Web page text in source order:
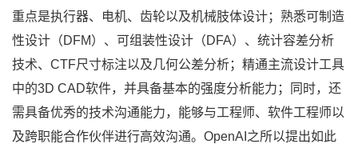
重点是执行器、电机、齿轮以及机械肢体设计；熟悉可制造
性设计（DFM）、可组装性设计（DFA）、统计容差分析
技术、CTF尺寸标注以及几何公差分析；精通主流设计工具
中的3D CAD软件，并具备基本的强度分析能力；同时，还
需具备优秀的技术沟通能力，能够与工程师、软件工程师以
及跨职能合作伙伴进行高效沟通。OpenAI之所以提出如此